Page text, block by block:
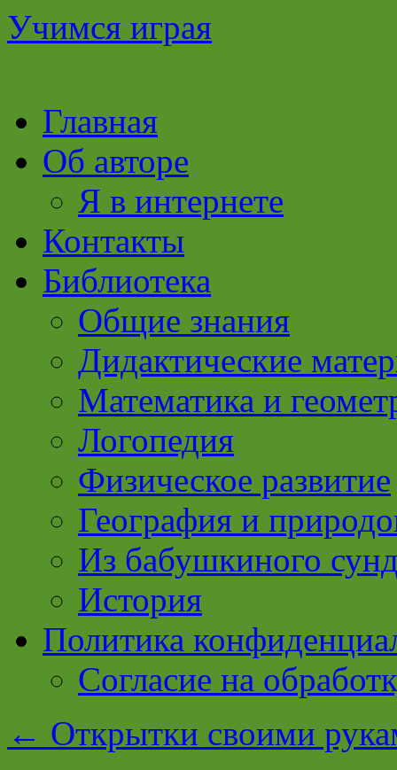
Учимся играя
Перейти
содержимому
Главная
Об авторе
Я в интернете
Контакты
Библиотека
Общие знания
Дидактические
Математика и
Логопедия
Физическое развитие
География и
Из бабушкиного
История
Политика
Согласие на
← Открытки своими